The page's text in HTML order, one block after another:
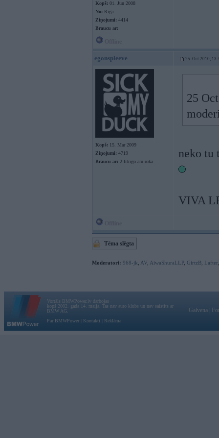
Kopš: 01. Jun 2008
No: Rīga
Ziņojumi: 4414
Braucu ar:
egonspleeve 25. Oct 2010,
Kopš: 15. Mar 2009
Ziņojumi: 4719
Braucu ar: 2 litrigo alu rokā
25
neko tu
VIVA
Tēma slēgta
Moderatori: 968-jk AV AiwaShuraLLP, GirtzB Lafter
Vortāls BMWPower.lv darbojas
kopš 2002. gada 14. maija. Tas nav auto klubs un nav saistīts ar
BMW AG.
Par BMWPower
Kontakti Reklāma
Galvena